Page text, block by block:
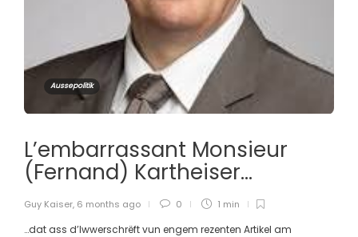
Aussepolitik
L’embarrassant Monsieur
(Fernand) Kartheiser…
Guy Kaiser, 6 months ago 0 1 min
…dat ass d’Iwwerschrëft vun engem rezenten Artikel am